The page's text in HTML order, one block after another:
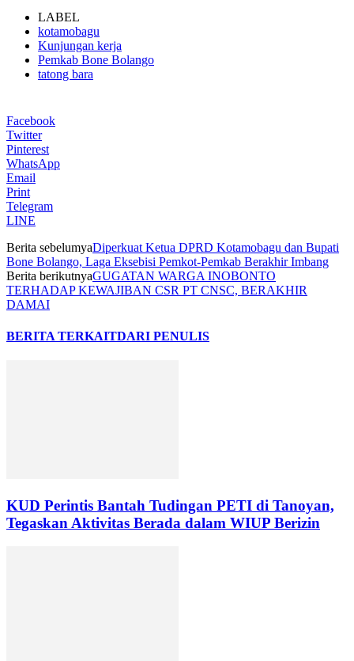
LABEL
kotamobagu
Kunjungan kerja
Pemkab Bone Bolango
tatong bara
Facebook
Twitter
Pinterest
WhatsApp
Email
Print
Telegram
LINE
Berita sebelumyaDiperkuat Ketua DPRD Kotamobagu dan Bupati
Bone Bolango, Laga Eksebisi Pemkot-Pemkab Berakhir Imbang
Berita berikutnyaGUGATAN WARGA INOBONTO
TERHADAP KEWAJIBAN CSR PT CNSC, BERAKHIR
DAMAI
BERITA TERKAITDARI PENULIS
KUD Perintis Bantah Tudingan PETI di Tanoyan,
Tegaskan Aktivitas Berada dalam WIUP Berizin